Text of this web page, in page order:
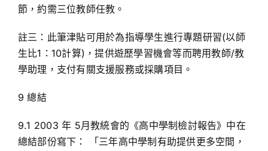
節，約需三位教師任教。
註三：此筆津貼可用於為指導學生進行專題研習(以師
生比1：10計算)，提供遊歷學習機會等而聘用教師/教
學助理，支付有關支援服務或採購項目。
9 總結
9.1 2003 年 5月教統會的《高中學制檢討報告》中在
總結部份寫下： 「三年高中學制有助提供更多空間，